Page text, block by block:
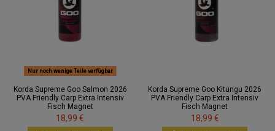
Nur noch wenige Teile verfügbar
Korda Supreme Goo Salmon 2026
PVA Friendly Carp Extra Intensiv
Fisch Magnet
18,99 €
Korda Supreme Goo Kitungu 2026
PVA Friendly Carp Extra Intensiv
Fisch Magnet
18,99 €